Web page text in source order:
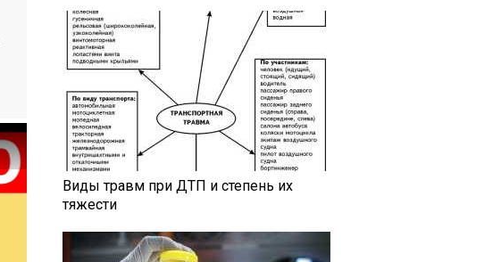
Виды травм при ДТП и степень их
тяжести